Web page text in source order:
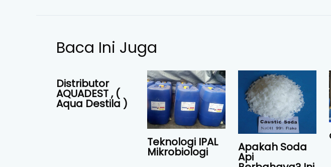
Baca Ini Juga
Distributor
AQUADEST , (
Aqua Destila )
Teknologi IPAL
Mikrobiologi Apakah Soda
Api